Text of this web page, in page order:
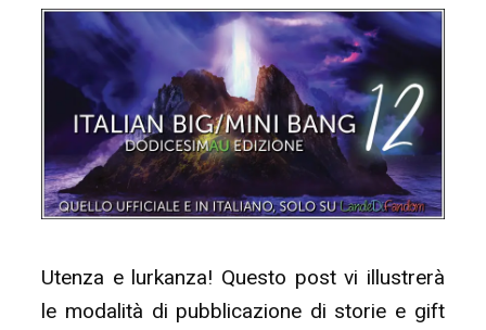
–
la
Masterlist
dei
fanwork
partecipanti!”
Utenza e lurkanza! Questo post vi illustrerà
le modalità di pubblicazione di storie e gift